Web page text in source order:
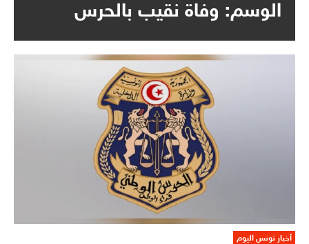
الوسم: وفاة نقيب بالحرس
أخبار تونس اليوم